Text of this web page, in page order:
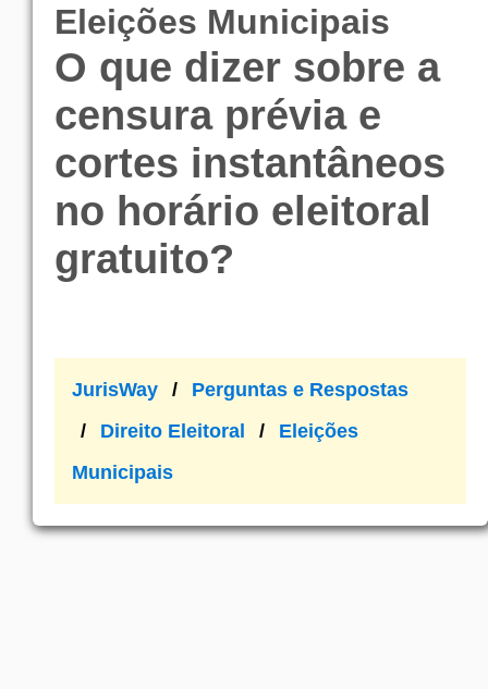
Eleições Municipais
O que dizer sobre a
censura prévia e
cortes instantâneos
no horário eleitoral
gratuito?
JurisWay
Perguntas e Respostas
Direito Eleitoral
Eleições
Municipais